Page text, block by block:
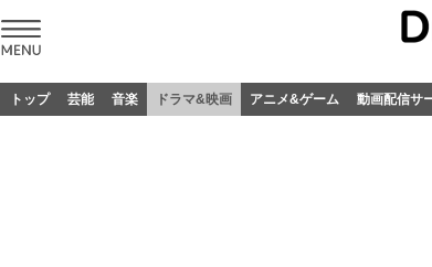
トップ 芸能 音楽 ドラマ&映画 アニメ&ゲーム 動画配信サ